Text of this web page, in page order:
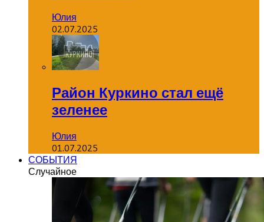
Юлия
02.07.2025
Район Куркино стал ещё
зеленее
Юлия
01.07.2025
СОБЫТИЯ
Случайное